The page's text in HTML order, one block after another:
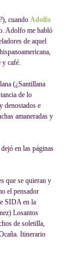
cuando Adolfo
Adolfo me habló
de aquel
y café.
(¿Santillana
de lo
denostados e
amaneradas y
dejó en las páginas
que se quieran y
el pensador
SIDA en la
Losantos
de soletilla,
Itinerario